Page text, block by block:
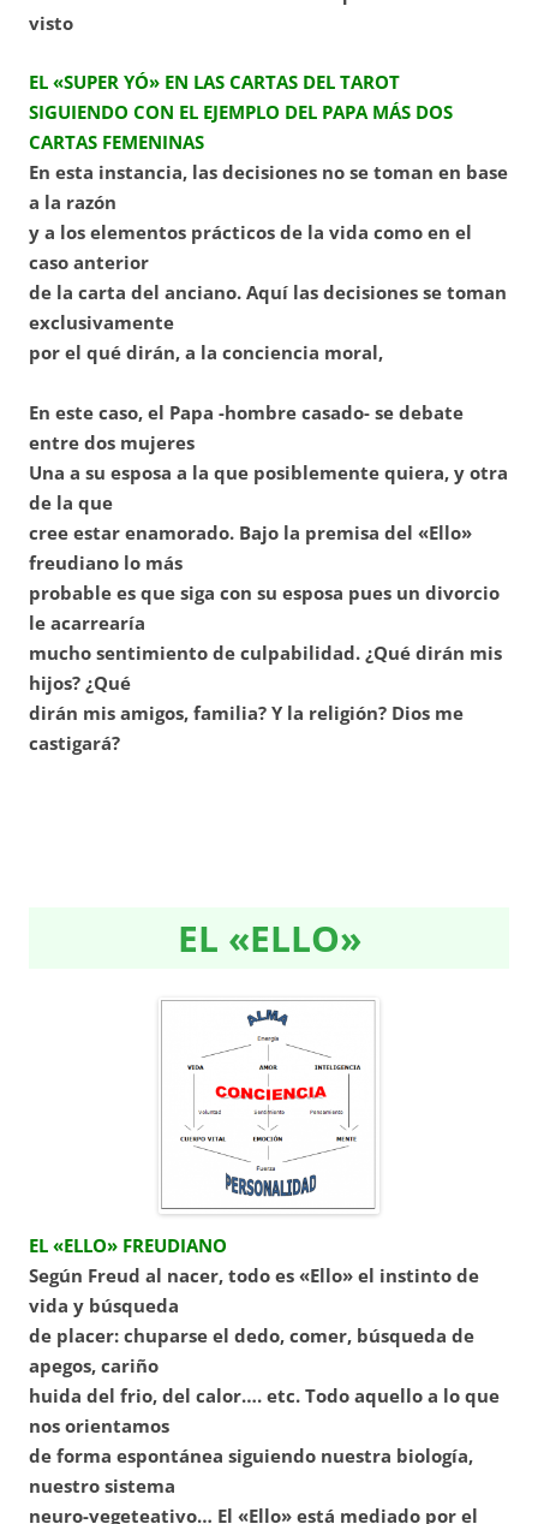
visto
EL «SUPER YÓ» EN LAS CARTAS DEL TAROT
SIGUIENDO CON EL EJEMPLO DEL PAPA MÁS DOS
CARTAS FEMENINAS
En esta instancia, las decisiones no se toman en base
a la razón
y a los elementos prácticos de la vida como en el
caso anterior
de la carta del anciano. Aquí las decisiones se toman
exclusivamente
por el qué dirán, a la conciencia moral,
En este caso, el Papa -hombre casado- se debate
entre dos mujeres
Una a su esposa a la que posiblemente quiera, y otra
de la que
cree estar enamorado. Bajo la premisa del «Ello»
freudiano lo más
probable es que siga con su esposa pues un divorcio
le acarrearía
mucho sentimiento de culpabilidad. ¿Qué dirán mis
hijos? ¿Qué
dirán mis amigos, familia? Y la religión? Dios me
castigará?
EL «ELLO»
EL «ELLO» FREUDIANO
Según Freud al nacer, todo es «Ello» el instinto de
vida y búsqueda
de placer: chuparse el dedo, comer, búsqueda de
apegos, cariño
huida del frio, del calor…. etc. Todo aquello a lo que
nos orientamos
de forma espontánea siguiendo nuestra biología,
nuestro sistema
neuro-vegeteativo… El «Ello» está mediado por el